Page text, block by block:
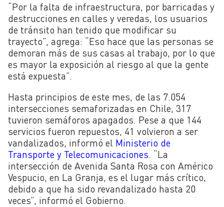
“Por la falta de infraestructura, por barricadas y
destrucciones en calles y veredas, los usuarios
de tránsito han tenido que modificar su
trayecto”, agrega: “Eso hace que las personas se
demoran más de sus casas al trabajo, por lo que
es mayor la exposición al riesgo al que la gente
está expuesta”.
Hasta principios de este mes, de las 7.054
intersecciones semaforizadas en Chile, 317
tuvieron semáforos apagados. Pese a que 144
servicios fueron repuestos, 41 volvieron a ser
vandalizados, informó el Ministerio de
Transporte y Telecomunicaciones. “La
intersección de Avenida Santa Rosa con Américo
Vespucio, en La Granja, es el lugar más crítico,
debido a que ha sido revandalizado hasta 20
veces”, informó el Gobierno.